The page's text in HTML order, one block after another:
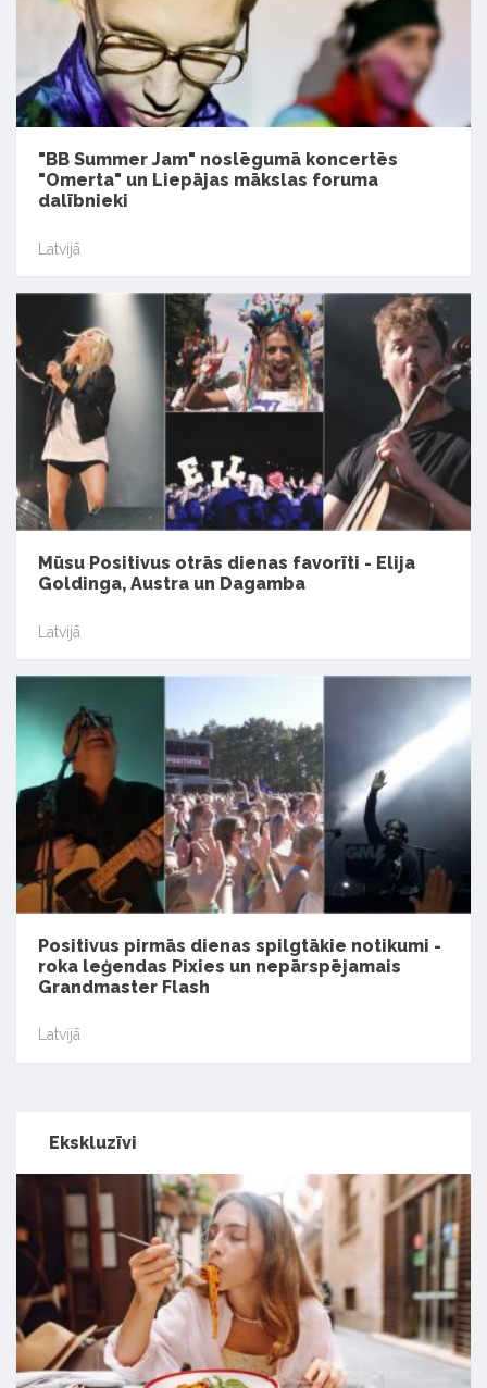
"BB Summer Jam" noslēgumā koncertēs
"Omerta" un Liepājas mākslas foruma
dalībnieki
Latvijā
Mūsu Positivus otrās dienas favorīti - Elija
Goldinga, Austra un Dagamba
Latvijā
Positivus pirmās dienas spilgtākie notikumi -
roka leģendas Pixies un nepārspējamais
Grandmaster Flash
Latvijā
Ekskluzīvi